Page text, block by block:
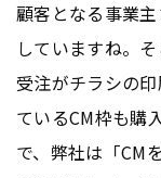
顧客となる事業
していますね。
受注がチラシの
ているCM枠も購
で、弊社は「CM